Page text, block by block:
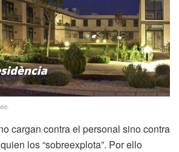
cargan contra el personal sino contra
los “sobreexplota”. Por ello